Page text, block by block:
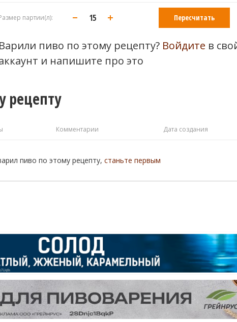
партии(л): Пересчитать
Варили пиво по этому рецепту? Войдите в
и напишите про это
рецепту
Комментарии Дата создания
пиво по этому рецепту,станьте первым